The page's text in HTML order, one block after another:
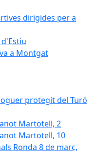
dirigides per a
a Montgat
protegit del Turó
Martotell, 2
Martotell, 10
Ronda 8 de març,